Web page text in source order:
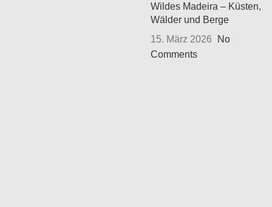
Wildes Madeira – Küsten,
Wälder und Berge
15. März 2026
No
Comments